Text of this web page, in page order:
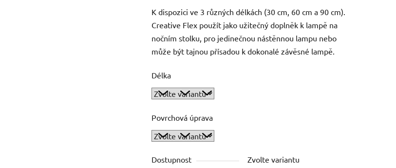
K dispozici ve 3 různých délkách (30 cm, 60 cm a 90 cm).
Creative Flex použít jako užitečný doplněk k lampě na
nočním stolku, pro jedinečnou nástěnnou lampu nebo
může být tajnou přísadou k dokonalé závěsné lampě.
Délka
Povrchová úprava
Dostupnost
Zvolte variantu